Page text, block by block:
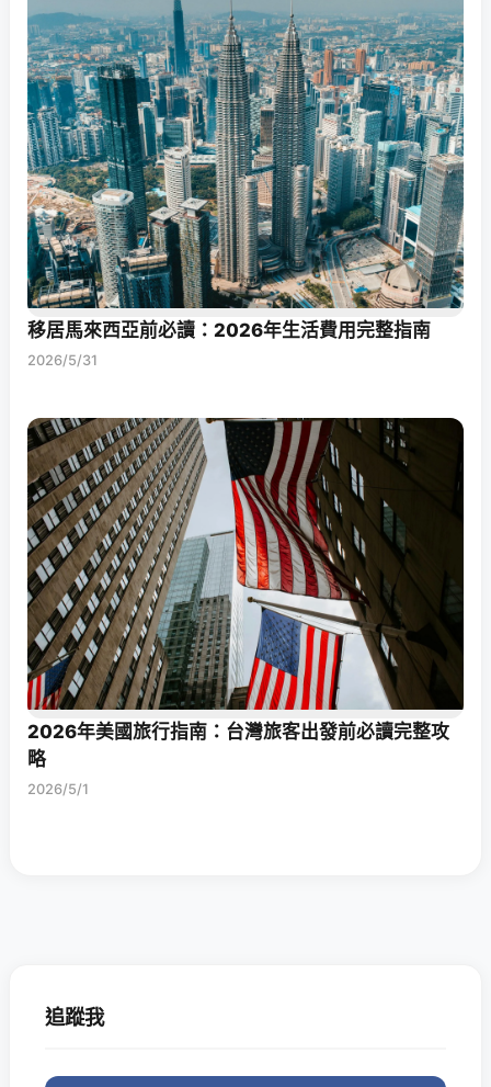
移居馬來西亞前必讀：2026年生活費用完整指南
2026/5/31
2026年美國旅行指南：台灣旅客出發前必讀完整攻
略
2026/5/1
追蹤我